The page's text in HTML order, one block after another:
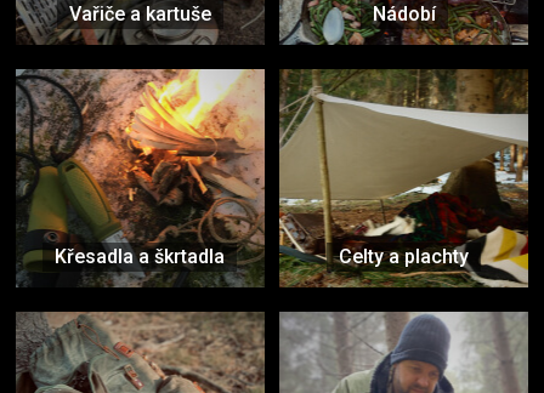
Vařiče a kartuše Nádobí
Křesadla a škrtadla Celty a plachty